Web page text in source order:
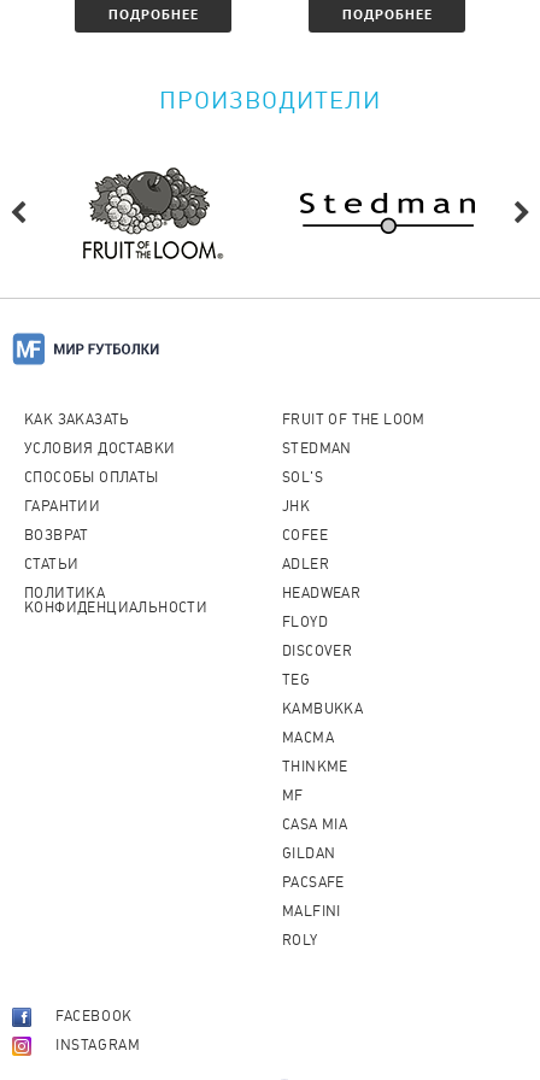
ПОДРОБНЕЕ ПОДРОБНЕЕ
ПРОИЗВОДИТЕЛИ
КАК ЗАКАЗАТЬ
УСЛОВИЯ ДОСТАВКИ
СПОСОБЫ ОПЛАТЫ
ГАРАНТИИ
ВОЗВРАТ
СТАТЬИ
ПОЛИТИКА
КОНФИДЕНЦИАЛЬНОСТИ
FRUIT OF THE LOOM
STEDMAN
SOL'S
JHK
COFEE
ADLER
HEADWEAR
FLOYD
DISCOVER
TEG
KAMBUKKA
MACMA
THINKME
MF
CASA MIA
GILDAN
PACSAFE
MALFINI
ROLY
FACEBOOK
INSTAGRAM